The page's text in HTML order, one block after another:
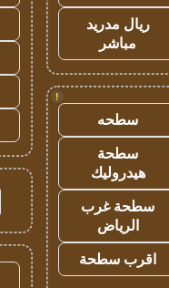
ريال مدريد
مباشر
!
سطحه
سطحة
هيدروليك
سطحة غرب
الرياض
اقرب سطحة